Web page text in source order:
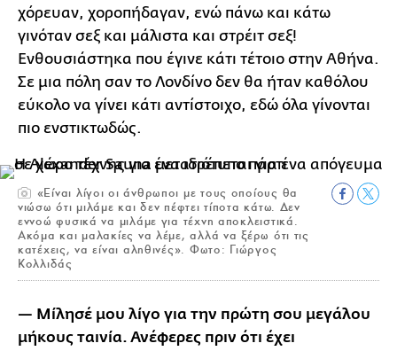
χόρευαν, χοροπήδαγαν, ενώ πάνω και κάτω
γινόταν σεξ και μάλιστα και στρέιτ σεξ!
Ενθουσιάστηκα που έγινε κάτι τέτοιο στην Αθήνα.
Σε μια πόλη σαν το Λονδίνο δεν θα ήταν καθόλου
εύκολο να γίνει κάτι αντίστοιχο, εδώ όλα γίνονται
πιο ενστικτωδώς.
«Είναι λίγοι οι άνθρωποι με τους οποίους θα
νιώσω ότι μιλάμε και δεν πέφτει τίποτα κάτω. Δεν
εννοώ φυσικά να μιλάμε για τέχνη αποκλειστικά.
Ακόμα και μαλακίες να λέμε, αλλά να ξέρω ότι τις
κατέχεις, να είναι αληθινές». Φωτο: Γιώργος
Κολλιδάς
— Μίλησέ μου λίγο για την πρώτη σου μεγάλου
μήκους ταινία. Ανέφερες πριν ότι έχει